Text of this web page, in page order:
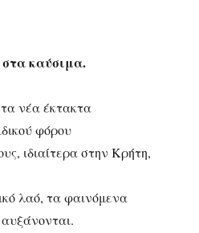
καύσιμα.
νέα έκτακτα
φόρου
ιδιαίτερα στην Κρήτη,
λαό, τα φαινόμενα